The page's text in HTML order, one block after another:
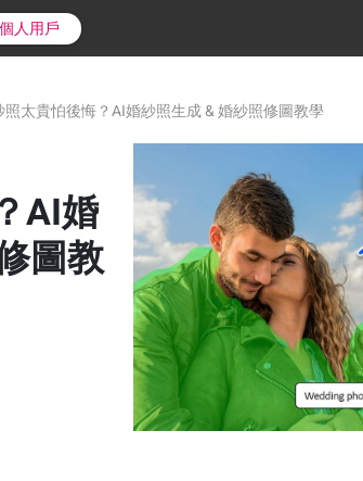
個人用戶
照太貴怕後悔？AI婚紗照生成 & 婚紗照修圖教學
AI婚
圖教